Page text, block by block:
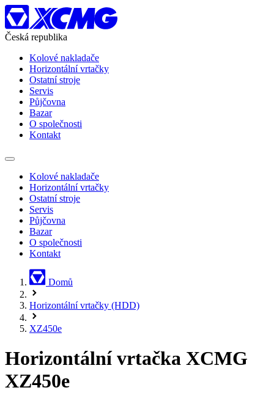
Česká republika
Kolové nakladače
Horizontální vrtačky
Ostatní stroje
Servis
Půjčovna
Bazar
O společnosti
Kontakt
Kolové nakladače
Horizontální vrtačky
Ostatní stroje
Servis
Půjčovna
Bazar
O společnosti
Kontakt
Domů
Horizontální vrtačky (HDD)
XZ450e
Horizontální vrtačka XCMG
XZ450e